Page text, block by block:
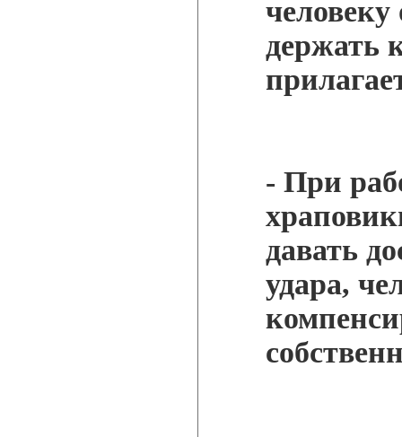
человеку
держать
- При
давать
удара,